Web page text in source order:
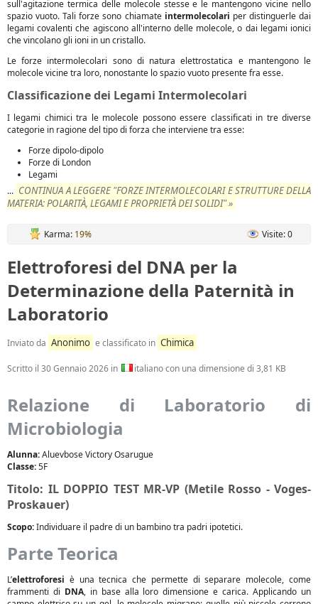
sull'agitazione termica delle molecole stesse e le mantengono vicine nello
spazio vuoto. Tali forze sono chiamate intermolecolari per distinguerle dai
legami covalenti che agiscono all'interno delle molecole, o dai legami ionici
che vincolano gli ioni in un cristallo.
Le forze intermolecolari sono di natura elettrostatica e mantengono le
molecole vicine tra loro, nonostante lo spazio vuoto presente fra esse.
Classificazione dei Legami Intermolecolari
I legami chimici tra le molecole possono essere classificati in tre diverse
categorie in ragione del tipo di forza che interviene tra esse:
Forze dipolo-dipolo
Forze di London
Legami
... CONTINUA A LEGGERE "FORZE INTERMOLECOLARI E STRUTTURE DELLA
MATERIA: POLARITÀ, LEGAMI E PROPRIETÀ DEI SOLIDI" »
Karma: 19% Visite: 0
Elettroforesi del DNA per la
Determinazione della Paternità in
Laboratorio
Inviato da Anonimo e classificato in Chimica
Scritto il 30 Gennaio 2026 in italiano con una dimensione di 3,81 KB
Relazione di Laboratorio di
Microbiologia
Alunna:Aluevbose Victory Osarugue
Classe:5F
Titolo: IL DOPPIO TEST MR-VP (Metile Rosso - Voges-
Proskauer)
Scopo:Individuare il padre di un bambino tra padri ipotetici.
Parte Teorica
L’elettroforesi è una tecnica che permette di separare molecole, come
frammenti di DNA, in base alla loro dimensione e carica. Applicando un